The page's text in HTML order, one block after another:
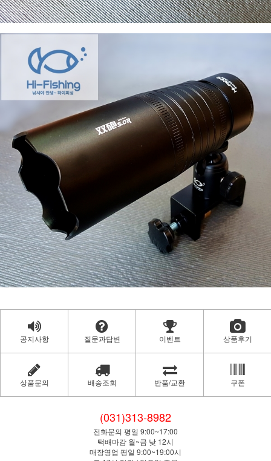
공지사항 질문과답변 이벤트 상품후기
상품문의 배송조회 반품/교환 쿠폰
(031)313-8982
전화문의 평일 9:00~17:00
택배마감 월~금 낮 12시
매장영업 평일 9:00~19:00시